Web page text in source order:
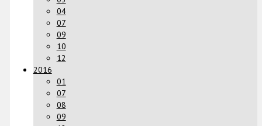
04
07
09
10
12
2016
01
07
08
09